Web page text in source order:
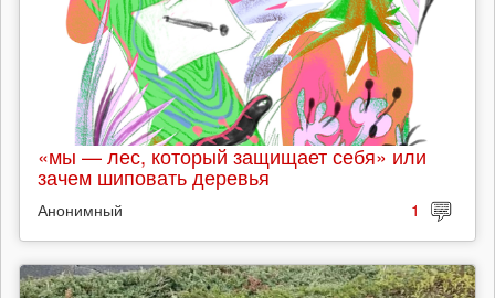
«мы — лес, который защищает себя» или
зачем шиповать деревья
Анонимный 1